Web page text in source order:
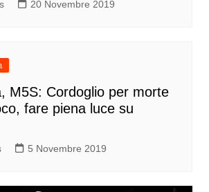
20 Novembre 2019
M5S: Cordoglio per morte
fare piena luce su
5 Novembre 2019